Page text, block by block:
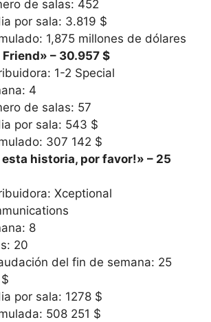
de salas: 452
por sala: 3.819 $
1,875 millones de dólares
– 30.957 $
1-2 Special
4
de salas: 57
por sala: 543 $
307 142 $
esta historia, por favor!» – 25
Xceptional
8
20
del fin de semana: 25
por sala: 1278 $
508 251 $